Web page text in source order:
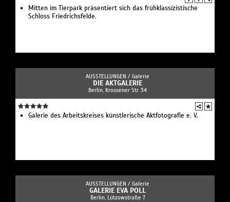
Mitten im Tierpark präsentiert sich das frühklassizistische
Schloss Friedrichsfelde.
AUSSTELLUNGEN / Galerie
DIE AKTGALERIE
Berlin, Krossener Str. 34
Galerie des Arbeitskreises künstlerische Aktfotografie e. V.
AUSSTELLUNGEN / Galerie
GALERIE EVA POLL
Berlin, Lützowstraße 7